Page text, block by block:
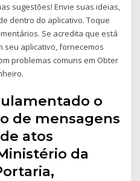
sugestões! Envie suas ideias,
dentro do aplicativo. Toque
Se acredita que está
seu aplicativo, fornecemos
problemas comuns em Obter
o
de mensagens
atos
da